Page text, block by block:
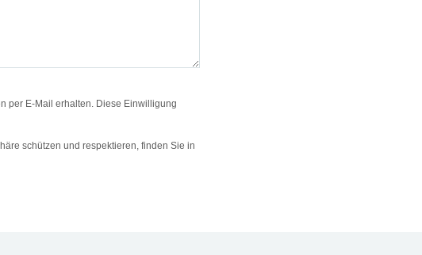
per E-Mail erhalten. Diese Einwilligung
schützen und respektieren, finden Sie in